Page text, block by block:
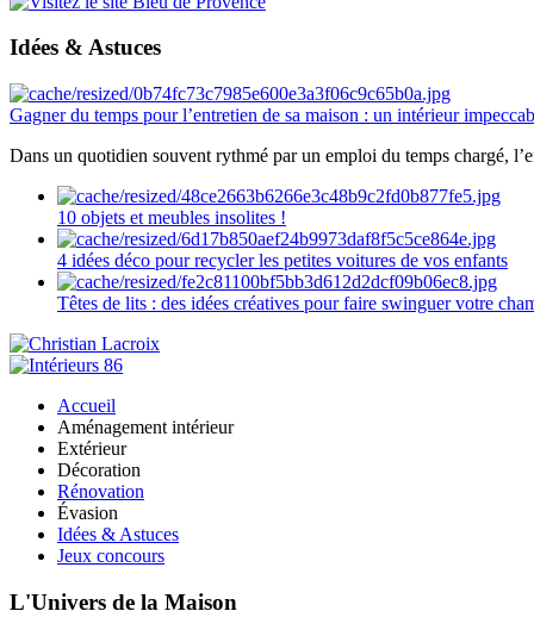
Idées & Astuces
Gagner du temps pour l’entretien de sa maison : un intérieur
Dans un quotidien souvent rythmé par un emploi du temps chargé,
10 objets et meubles insolites !
4 idées déco pour recycler les petites voitures de vos enfants
Têtes de lits : des idées créatives pour faire swinguer votre
Accueil
Aménagement intérieur
Extérieur
Décoration
Rénovation
Évasion
Idées & Astuces
Jeux concours
L'Univers de la Maison